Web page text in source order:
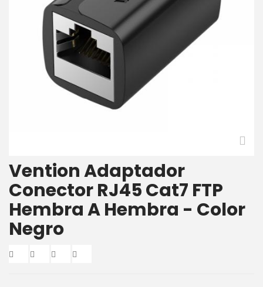
Vention Adaptador
Conector RJ45 Cat7 FTP
Hembra A Hembra - Color
Negro